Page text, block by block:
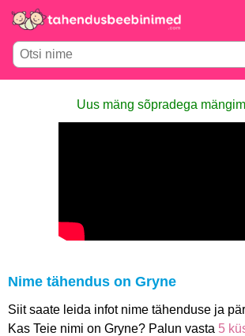
Uus mäng sõpradega
Nime tähendus on Gryne
Siit saate leida infot nime tähenduse ja
Kas Teie nimi on Gryne? Palun vasta 5